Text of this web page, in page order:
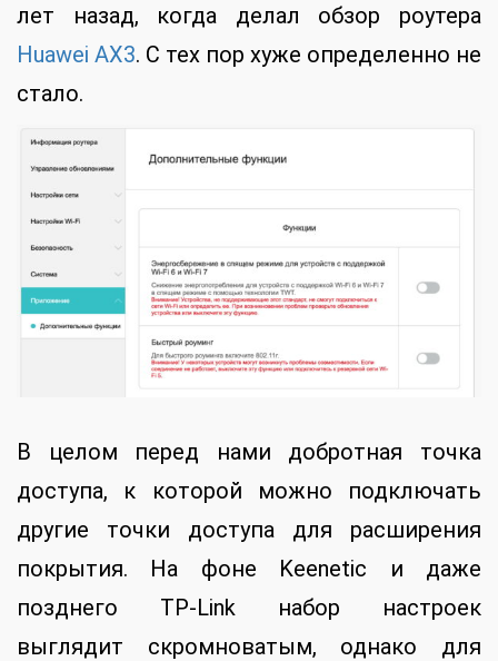
лет назад, когда делал обзор роутера
Huawei AX3. С тех пор хуже определенно не
стало.
В целом перед нами добротная точка
доступа, к которой можно подключать
другие точки доступа для расширения
покрытия. На фоне Keenetic и даже
позднего TP-Link набор настроек
выглядит скромноватым, однако для